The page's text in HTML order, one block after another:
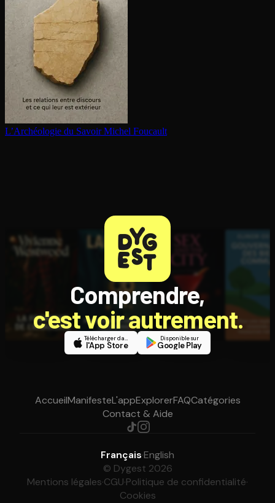
L’Archéologie du Savoir Michel Foucault
Comprendre,
c'est voir autrement.
Télécharger dans
l'App Store
Disponible sur
Google Play
AccueilManifesteL'appExplorerFAQCatégories
Contact & Aide
Français·English
© Dygest 2026
Mentions légales·CGU·Politique de confidentialité·
Cookies